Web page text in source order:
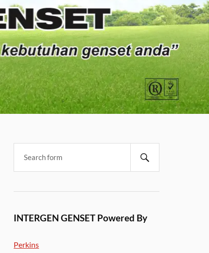
INTERGEN GENSET Powered By
Perkins